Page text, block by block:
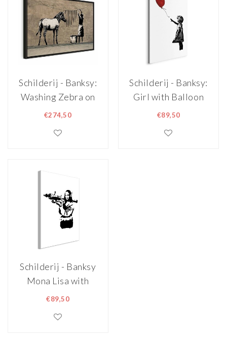
Schilderij - Banksy:
Washing Zebra on
Concrete (1 Part)
Zwarte Houten
€274,50
Schilderij - Banksy:
Girl with Balloon
(1 Part) Vertical
€89,50
Schilderij - Banksy
Mona Lisa with
Rocket Launcher (1
€89,50